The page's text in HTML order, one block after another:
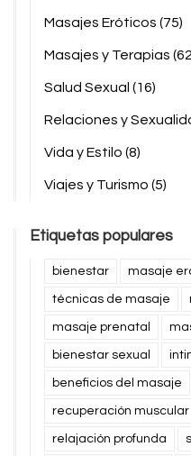
Masajes Eróticos (75)
Masajes y Terapias
Salud Sexual (16)
Relaciones y
Vida y Estilo (8)
Viajes y Turismo (5)
Etiquetas populares
bienestar masaje
técnicas de masaje
masaje prenatal
bienestar sexual
beneficios del masaje
recuperación muscular
relajación profunda